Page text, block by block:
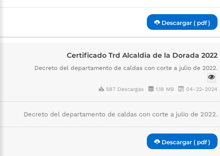
Descargar ( pdf )
Certificado Trd Alcaldia de la Dorada 2022
Decreto del departamento de caldas con corte a julio de 2022.
587 Descargas 1.18 MB 04-22-2024
Decreto del departamento de caldas con corte a julio de 2022.
Descargar ( pdf )